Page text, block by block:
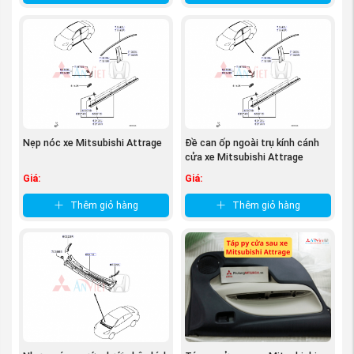
Những dấu hiệu này thường cho thấy có vấn đề
nghiêm trọng cần được kiểm tra ngay.
Việc phát hiện sớm và xử lý các vấn đề này sẽ
giúp tránh các lỗi nghiêm trọng hơn sau này.
Nẹp nóc xe Mitsubishi Attrage
Giá:
Thêm giỏ hàng
Đề can ốp ngoài trụ kính cánh
cửa xe Mitsubishi Attrage
Giá:
Thêm giỏ hàng